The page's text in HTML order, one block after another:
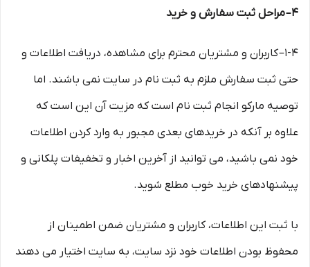
۴– مراحل ثبت سفارش و خرید
1-۴– کاربران و مشتریان محترم برای مشاهده، دریافت اطلاعات و
حتی ثبت سفارش ملزم به ثبت نام در سایت نمی باشند. اما
توصیه مارکو انجام ثبت نام است که مزیت آن این است که
علاوه بر آنکه در خریدهای بعدی مجبور به وارد کردن اطلاعات
خود نمی باشید، می توانید از آخرین اخبار و تخفیفات پلکانی و
پیشنهادهای خرید خوب مطلع شوید.
با ثبت این اطلاعات، کاربران و مشتریان ضمن اطمینان از
محفوظ بودن اطلاعات خود نزد سایت، به سایت اختیار می دهند